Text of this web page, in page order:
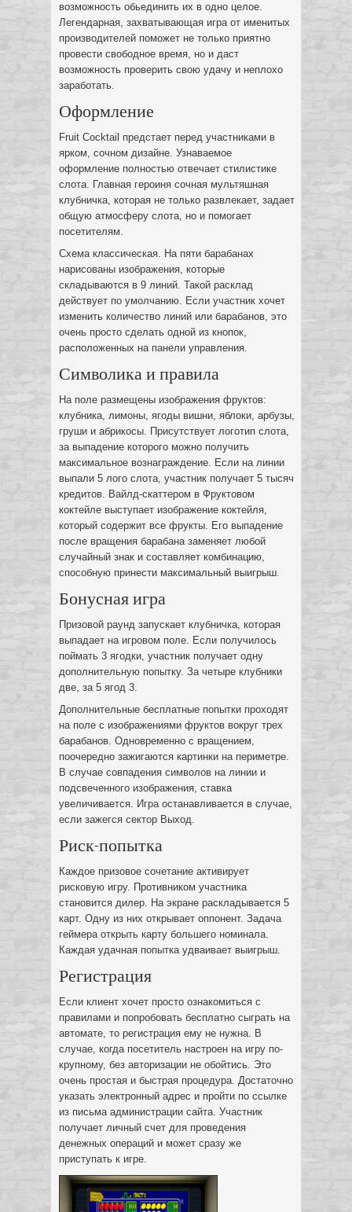
возможность обьединить их в одно целое.
Легендарная, захватывающая игра от именитых
производителей поможет не только приятно
провести свободное время, но и даст
возможность проверить свою удачу и неплохо
заработать.
Оформление
Fruit Cocktail предстает перед участниками в
ярком, сочном дизайне. Узнаваемое
оформление полностью отвечает стилистике
слота. Главная героиня сочная мультяшная
клубничка, которая не только развлекает, задает
общую атмосферу слота, но и помогает
посетителям.
Схема классическая. На пяти барабанах
нарисованы изображения, которые
складываются в 9 линий. Такой расклад
действует по умолчанию. Если участник хочет
изменить количество линий или барабанов, это
очень просто сделать одной из кнопок,
расположенных на панели управления.
Символика и правила
На поле размещены изображения фруктов:
клубника, лимоны, ягоды вишни, яблоки, арбузы,
груши и абрикосы. Присутствует логотип слота,
за выпадение которого можно получить
максимальное вознаграждение. Если на линии
выпали 5 лого слота, участник получает 5 тысяч
кредитов. Вайлд-скаттером в Фруктовом
коктейле выступает изображение коктейля,
который содержит все фрукты. Его выпадение
после вращения барабана заменяет любой
случайный знак и составляет комбинацию,
способную принести максимальный выигрыш.
Бонусная игра
Призовой раунд запускает клубничка, которая
выпадает на игровом поле. Если получилось
поймать 3 ягодки, участник получает одну
дополнительную попытку. За четыре клубники
две, за 5 ягод 3.
Дополнительные бесплатные попытки проходят
на поле с изображениями фруктов вокруг трех
барабанов. Одновременно с вращением,
поочередно зажигаются картинки на периметре.
В случае совпадения символов на линии и
подсвеченного изображения, ставка
увеличивается. Игра останавливается в случае,
если зажегся сектор Выход.
Риск-попытка
Каждое призовое сочетание активирует
рисковую игру. Противником участника
становится дилер. На экране раскладывается 5
карт. Одну из них открывает оппонент. Задача
геймера открыть карту большего номинала.
Каждая удачная попытка удваивает выигрыш.
Регистрация
Если клиент хочет просто ознакомиться с
правилами и попробовать бесплатно сыграть на
автомате, то регистрация ему не нужна. В
случае, когда посетитель настроен на игру по-
крупному, без авторизации не обойтись. Это
очень простая и быстрая процедура. Достаточно
указать электронный адрес и пройти по ссылке
из письма администрации сайта. Участник
получает личный счет для проведения
денежных операций и может сразу же
приступать к игре.